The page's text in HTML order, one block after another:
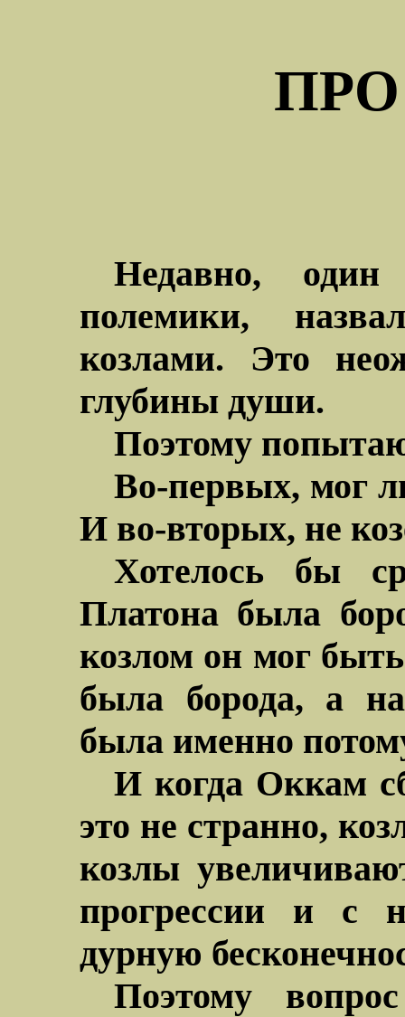
Недавно,
полемики,
козлами. Это
глубины души.
Поэтому
Во-первых, мог
И во-вторых, не
Хотелось бы
Платона была
козлом он мог
была борода, а
была именно
И когда Оккам
это не странно,
козлы
прогрессии и с
дурную
Поэтому